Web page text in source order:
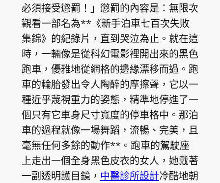
必須接受懲罰！」懲罰的內容是：無限次
觀看一部名為**《新手泊車七百次失敗
集錦》的紀錄片，直到哭泣為止。就在這
時，一輛像是從科幻電影裡開出來的黑色
跑車，優雅地從網格的邊緣漂移而過。跑
車的輪胎發出令人陶醉的摩擦聲，它以一
種近乎蔑視重力的姿態，精準地停進了一
個只有它車身尺寸寬度的停車格中。那泊
車的過程就像一場舞蹈，流暢、完美，且
毫無任何多餘的動作**。跑車的駕駛座
上走出一個全身黑色皮衣的女人，她戴著
一副透明護目鏡， 中醫診所設計冷酷地朝